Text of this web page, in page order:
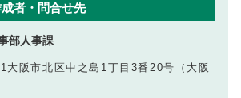
者・問合せ先
部人事課
大阪市北区中之島1丁目3番20号（大阪